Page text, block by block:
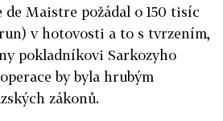
Maistre požádal o 150 tisíc
v hotovosti a to s tvrzením,
pokladníkovi Sarkozyho
by byla hrubým
zákonů.